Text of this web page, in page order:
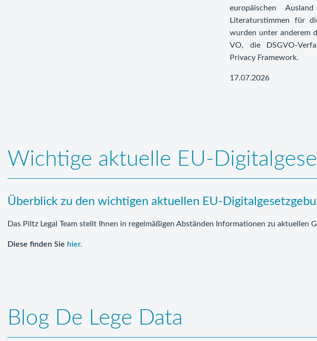
europäischen
Literaturstimmen für
wurden unter anderem
VO, die DSGVO-
Privacy Framework.
17.07.2026
Wichtige aktuelle EU-
Überblick zu den wichtigen aktuellen EU-
Das Piltz Legal Team stellt Ihnen in regelmäßigen Abständen Informationen zu aktuellen
Diese finden Sie hier.
Blog De Lege Data